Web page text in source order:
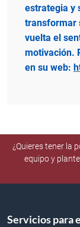
estrategia y
transformar
vuelta el
motivación.
en su web:
¿Quieres tener la
equipo y
Servicios para